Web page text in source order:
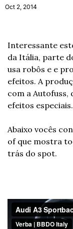
Oct 2, 2014
Interessante
da Itália, parte
usa robôs e e
efeitos. A
com a Autofuss,
efeitos
Abaixo vocês
of que mostra
trás do spot.